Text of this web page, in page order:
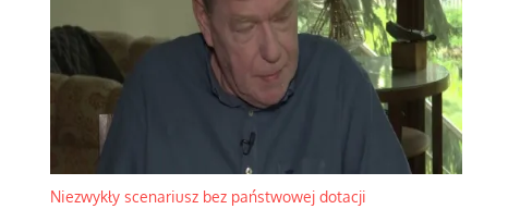
Niezwykły scenariusz bez państwowej dotacji